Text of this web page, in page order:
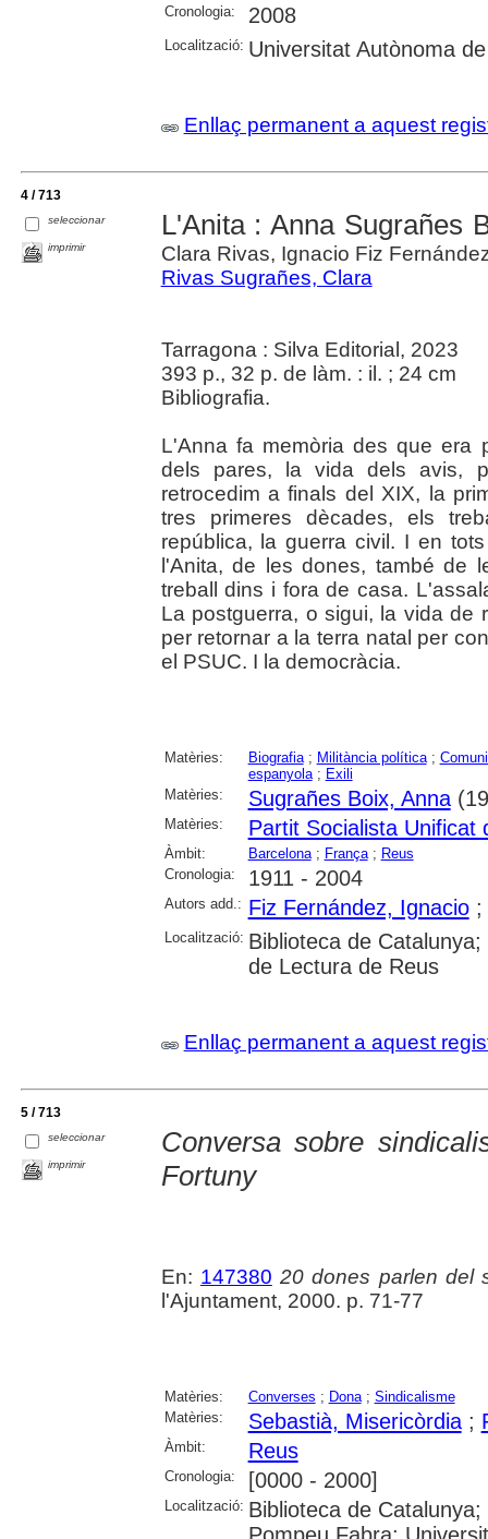
Cronologia: 2008
Localització: Universitat Autònoma
Enllaç permanent a aquest
4 / 713
seleccionar
imprimir
L'Anita : Anna Sugrañes
Clara Rivas, Ignacio Fiz
Rivas Sugrañes, Clara
Tarragona : Silva Editorial, 2023
393 p., 32 p. de làm. : il. ; 24 cm
Bibliografia.
L'Anna fa memòria des que era
dels pares, la vida dels avis,
retrocedim a finals del XIX, la
tres primeres dècades, els
república, la guerra civil. I en
l'Anita, de les dones, també de
treball dins i fora de casa.
La postguerra, o sigui, la vida de
per retornar a la terra natal per
el PSUC. I la democràcia.
Matèries: Biografia; Militància política;
espanyola; Exili
Matèries:
Sugrañes Boix, Anna
Matèries: Partit Socialista Unificat
Àmbit: Barcelona; França; Reus
Cronologia:
1911 - 2004
Autors add.: Fiz Fernández, Ignacio;
Localització: Biblioteca de
de Lectura de Reus
Enllaç permanent a aquest
5 / 713
seleccionar
imprimir
Conversa sobre
Fortuny
En: 147380 20 dones parlen del
l'Ajuntament, 2000. p. 71-77
Matèries: Converses ; Dona; Sindicalisme
Matèries:
Sebastià, Misericòrdia;
Àmbit: Reus
Cronologia: [0000 - 2000]
Localització: Biblioteca de